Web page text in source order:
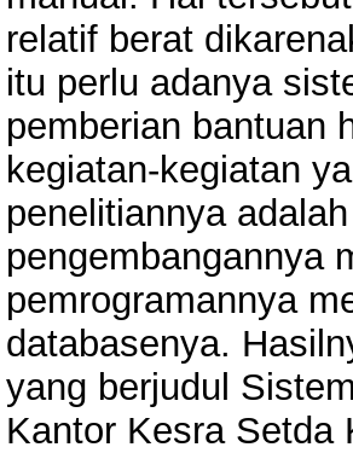
relatif berat
itu perlu adanya
pemberian bantuan
kegiatan-kegiatan
penelitiannya
pengembangannya
pemrogramannya
databasenya.
yang berjudul
Kantor Kesra Setda